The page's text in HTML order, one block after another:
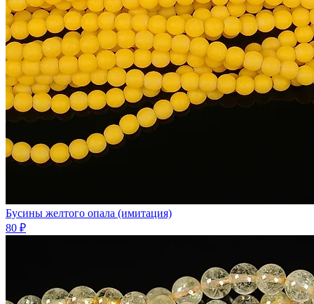
Бусины желтого опала (имитация)
80 ₽